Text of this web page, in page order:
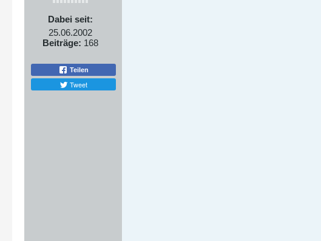
Dabei seit:
25.06.2002
Beiträge: 168
Teilen
Tweet